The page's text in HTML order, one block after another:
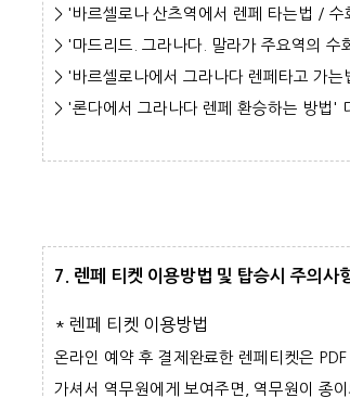
> '바르셀로나 산츠역에서 렌페 타는법 /
> '마드리드. 그라나다. 말라가 주요역의 수
> '바르셀로나에서 그라나다 렌페타고 가는
> '론다에서 그라나다 렌페 환승하는 방법'
7. 렌페 티켓 이용방법 및 탑승시 주의사
* 렌페 티켓 이용방법
온라인 예약 후 결제완료한 렌페티켓은
가셔서 역무원에게 보여주면, 역무원이 종